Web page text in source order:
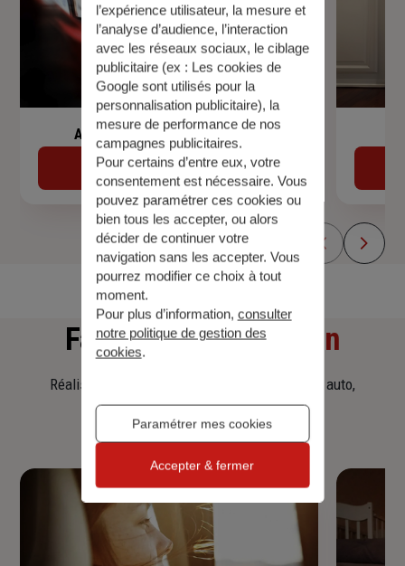
Assurance de prêt immobilier
Découvrir
Faitesune simulation
Réalisez une simulation tarifaire d'assurance, auto,
habitation, prêt immobilier.
l’expérience utilisateur, la mesure et
l’analyse d’audience, l’interaction
avec les réseaux sociaux, le ciblage
publicitaire (ex : Les cookies de
Google sont utilisés pour la
personnalisation publicitaire), la
mesure de performance de nos
campagnes publicitaires.
Pour certains d’entre eux, votre
consentement est nécessaire. Vous
pouvez paramétrer ces cookies ou
bien tous les accepter, ou alors
décider de continuer votre
navigation sans les accepter. Vous
pourrez modifier ce choix à tout
moment.
Pour plus d’information, consulter
notre politique de gestion des
cookies.
Paramétrer mes cookies
Accepter & fermer